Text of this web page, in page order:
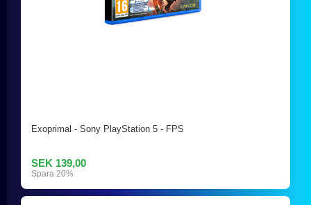
Exoprimal - Sony PlayStation 5 - FPS
SEK 139,00
Spara 20%